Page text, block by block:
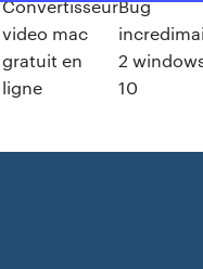
Convertisseur
video mac
gratuit en
ligne
Bug
2
10